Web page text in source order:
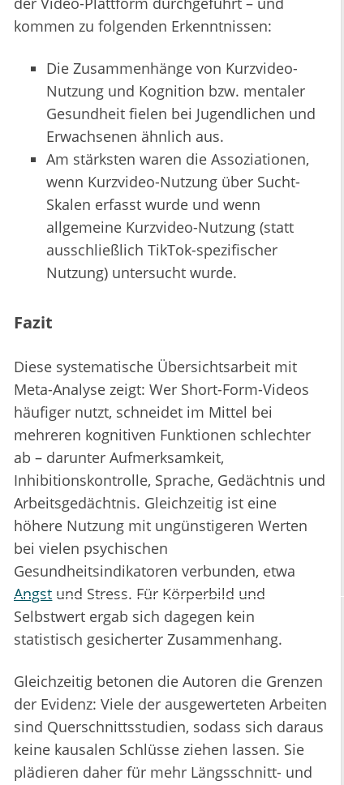
kommen zu folgenden Erkenntnissen:
Die Zusammenhänge von Kurzvideo-
Nutzung und Kognition bzw. mentaler
Gesundheit fielen bei Jugendlichen und
Erwachsenen ähnlich aus.
Am stärksten waren die Assoziationen,
wenn Kurzvideo-Nutzung über Sucht-
Skalen erfasst wurde und wenn
allgemeine Kurzvideo-Nutzung (statt
ausschließlich TikTok-spezifischer
Nutzung) untersucht wurde.
Fazit
Diese systematische Übersichtsarbeit mit
Meta-Analyse zeigt: Wer Short-Form-Videos
häufiger nutzt, schneidet im Mittel bei
mehreren kognitiven Funktionen schlechter
ab – darunter Aufmerksamkeit,
Inhibitionskontrolle, Sprache, Gedächtnis und
Arbeitsgedächtnis. Gleichzeitig ist eine
höhere Nutzung mit ungünstigeren Werten
bei vielen psychischen
Gesundheitsindikatoren verbunden, etwa
Angst und Stress. Für Körperbild und
Selbstwert ergab sich dagegen kein
statistisch gesicherter Zusammenhang.
Gleichzeitig betonen die Autoren die Grenzen
der Evidenz: Viele der ausgewerteten Arbeiten
sind Querschnittsstudien, sodass sich daraus
keine kausalen Schlüsse ziehen lassen. Sie
plädieren daher für mehr Längsschnitt- und